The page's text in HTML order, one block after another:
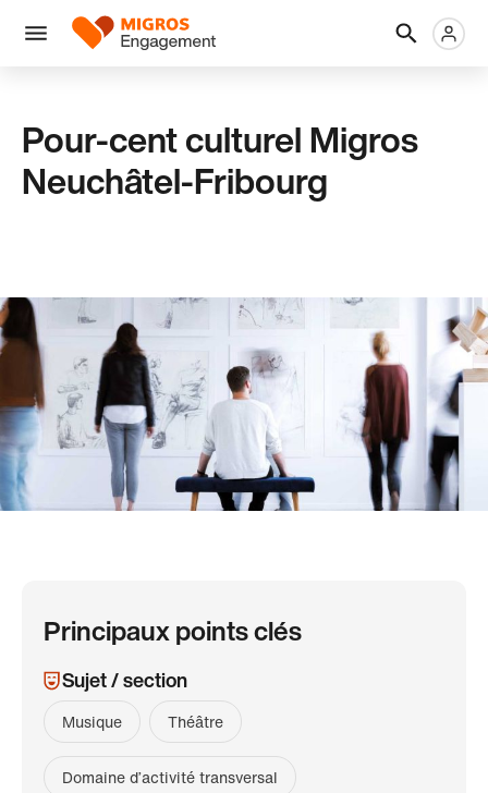
liens
tête
Menu
Logo
Pour-cent culturel Migros
Neuchâtel-Fribourg
Principaux points clés
Sujet / section
Musique Théâtre
Domaine d’activité transversal